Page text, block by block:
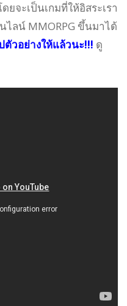
ดยจะเป็นเกมที่ให้อิสระเรา
ไลน์ MMORPG ขึ้นมาได้
วอย่างให้แล้วนะ!!! ดู